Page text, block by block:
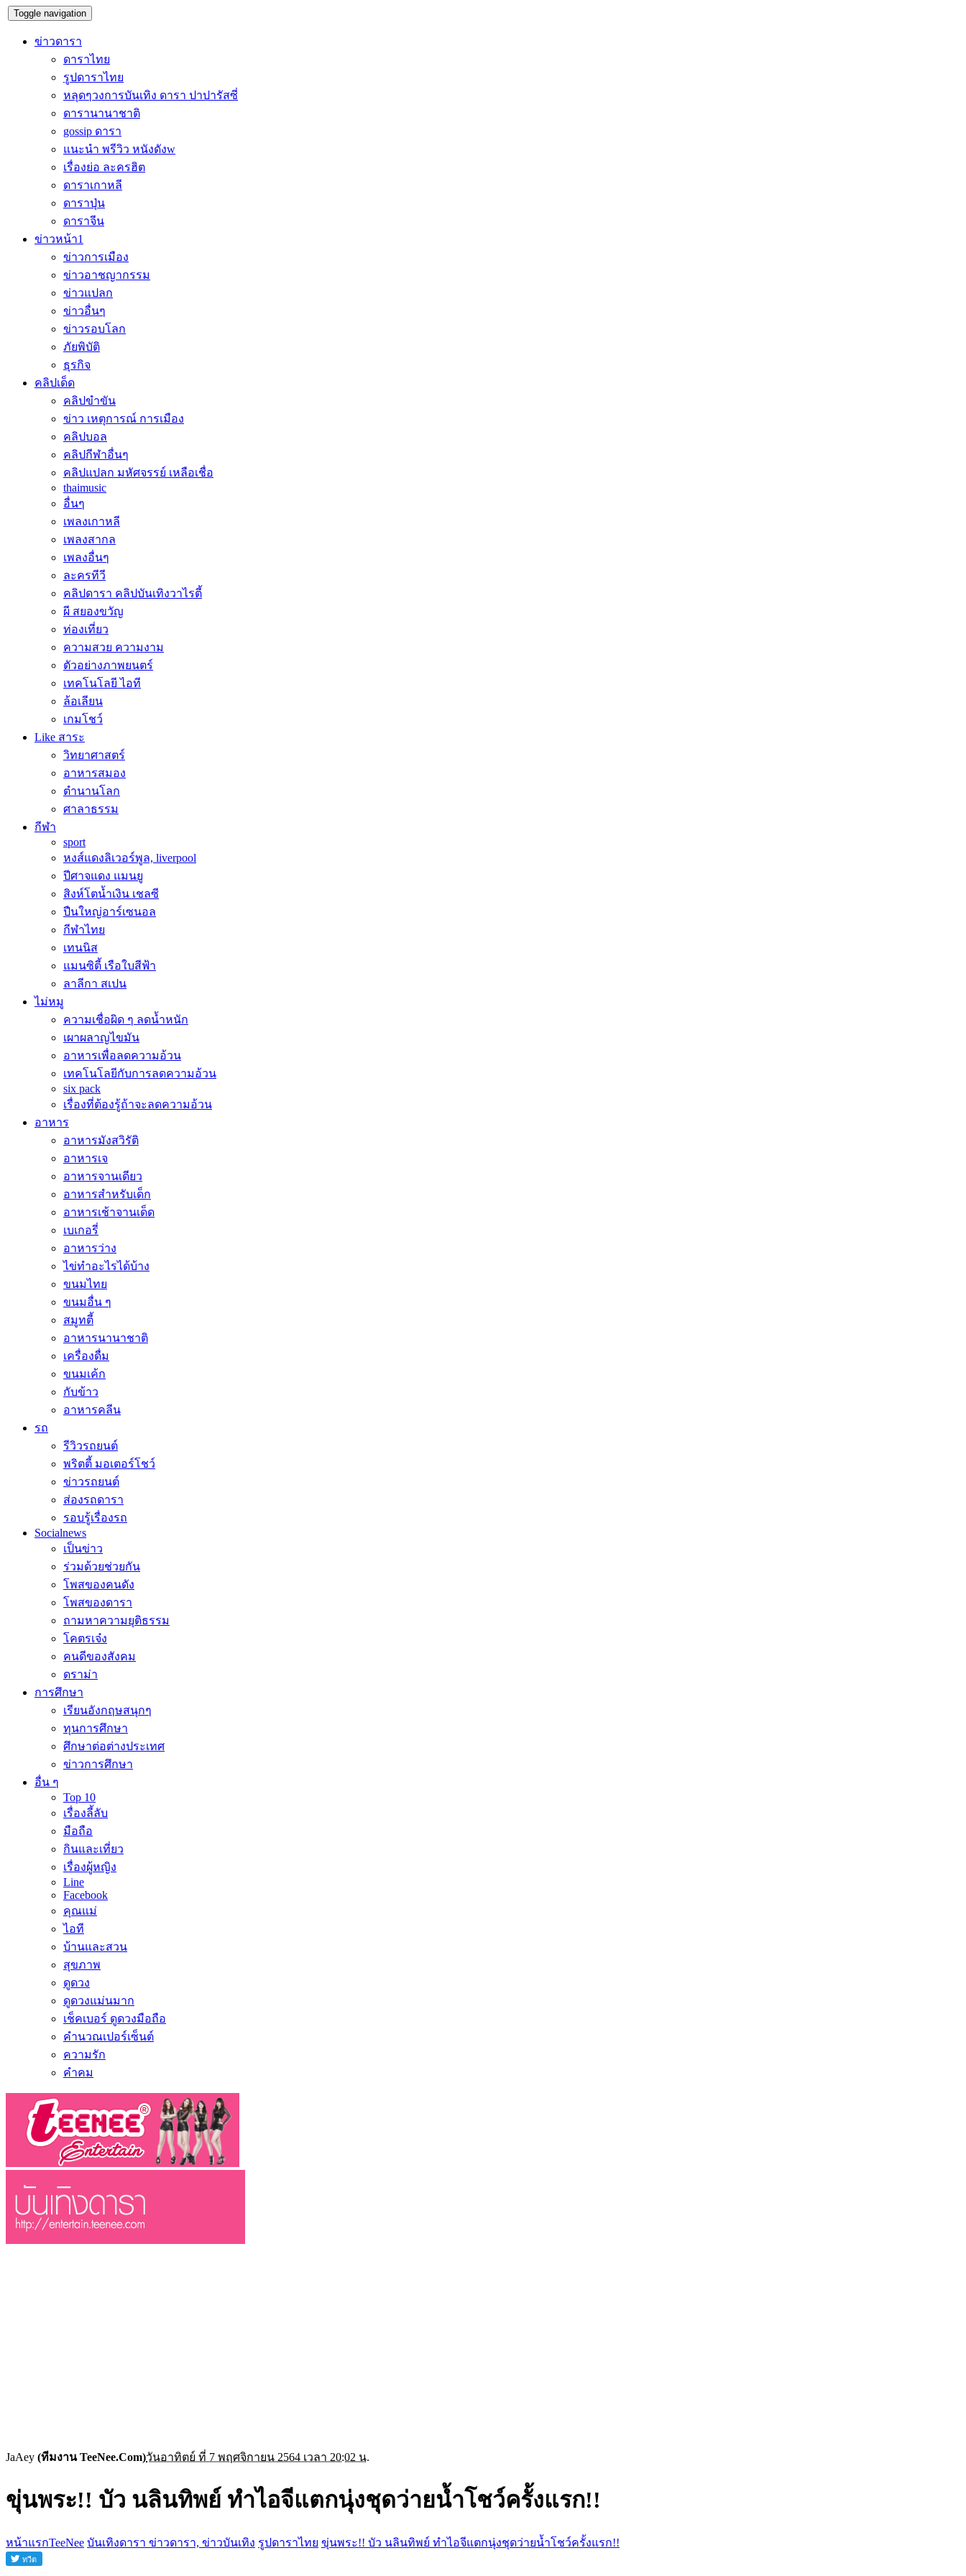
Toggle navigation
ข่าวดารา
ดาราไทย
รูปดาราไทย
หลุดๆวงการบันเทิง ดารา ปาปารัสซี่
ดารานานาชาติ
gossip ดารา
แนะนำ พรีวิว หนังดังw
เรื่องย่อ ละครฮิต
ดาราเกาหลี
ดาราปุ่น
ดาราจีน
ข่าวหน้า1
ข่าวการเมือง
ข่าวอาชญากรรม
ข่าวแปลก
ข่าวอื่นๆ
ข่าวรอบโลก
ภัยพิบัติ
ธุรกิจ
คลิปเด็ด
คลิปขำขัน
ข่าว เหตุการณ์ การเมือง
คลิปบอล
คลิปกีฬาอื่นๆ
คลิปแปลก มหัศจรรย์ เหลือเชื่อ
thaimusic
อื่นๆ
เพลงเกาหลี
เพลงสากล
เพลงอื่นๆ
ละครทีวี
คลิปดารา คลิปบันเทิงวาไรตี้
ผี สยองขวัญ
ท่องเที่ยว
ความสวย ความงาม
ตัวอย่างภาพยนตร์
เทคโนโลยี ไอที
ล้อเลียน
เกมโชว์
Like สาระ
วิทยาศาสตร์
อาหารสมอง
ตำนานโลก
ศาลาธรรม
กีฬา
sport
หงส์แดงลิเวอร์พูล, liverpool
ปีศาจแดง แมนยู
สิงห์โตน้ำเงิน เชลซี
ปืนใหญ่อาร์เซนอล
กีฬาไทย
เทนนิส
แมนซิตี้ เรือใบสีฟ้า
ลาลีกา สเปน
ไม่หมู
ความเชื่อผิด ๆ ลดน้ำหนัก
เผาผลาญไขมัน
อาหารเพื่อลดความอ้วน
เทคโนโลยีกับการลดความอ้วน
six pack
เรื่องที่ต้องรู้ถ้าจะลดความอ้วน
อาหาร
อาหารมังสวิรัติ
อาหารเจ
อาหารจานเดียว
อาหารสำหรับเด็ก
อาหารเช้าจานเด็ด
เบเกอรี่
อาหารว่าง
ไข่ทำอะไรได้บ้าง
ขนมไทย
ขนมอื่น ๆ
สมูทตี้
อาหารนานาชาติ
เครื่องดื่ม
ขนมเค้ก
กับข้าว
อาหารคลีน
รถ
รีวิวรถยนต์
พริตตี้ มอเตอร์โชว์
ข่าวรถยนต์
ส่องรถดารา
รอบรู้เรื่องรถ
Socialnews
เป็นข่าว
ร่วมด้วยช่วยกัน
โพสของคนดัง
โพสของดารา
ถามหาความยุติธรรม
โคตรเจ๋ง
คนดีของสังคม
ดราม่า
การศึกษา
เรียนอังกฤษสนุกๆ
ทุนการศึกษา
ศึกษาต่อต่างประเทศ
ข่าวการศึกษา
อื่น ๆ
Top 10
เรื่องลี้ลับ
มือถือ
กินและเที่ยว
เรื่องผู้หญิง
Line
Facebook
คุณแม่
ไอที
บ้านและสวน
สุขภาพ
ดูดวง
ดูดวงแม่นมาก
เช็คเบอร์ ดูดวงมือถือ
คำนวณเปอร์เซ็นต์
ความรัก
คำคม
JaAey (ทีมงาน TeeNee.Com)วันอาทิตย์ ที่ 7 พฤศจิกายน 2564 เวลา 20:02 น.
ขุ่นพระ!! บัว นลินทิพย์ ทำไอจีแตกนุ่งชุดว่ายน้ำโชว์ครั้งแรก!!
หน้าแรกTeeNee บันเทิงดารา ข่าวดารา, ข่าวบันเทิง รูปดาราไทย ขุ่นพระ!! บัว นลินทิพย์ ทำไอจีแตกนุ่งชุดว่ายน้ำโชว์ครั้งแรก!!